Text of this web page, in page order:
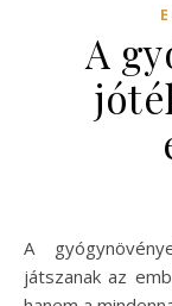
A
A gyógynövények évezredek óta fontos szerepet
játszanak az